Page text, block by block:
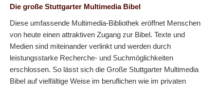
Die große Stuttgarter Multimedia Bibel
Diese umfassende Multimedia-Bibliothek eröffnet Menschen
von heute einen attraktiven Zugang zur Bibel. Texte und
Medien sind miteinander verlinkt und werden durch
leistungsstarke Recherche- und Suchmöglichkeiten
erschlossen. So lässt sich die Große Stuttgarter Multimedia
Bibel auf vielfältige Weise im beruflichen wie im privaten